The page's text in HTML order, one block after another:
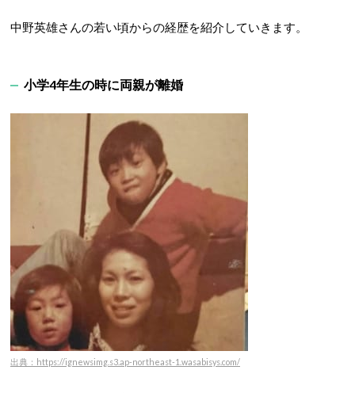
中野英雄さんの若い頃からの経歴を紹介していきます。
小学4年生の時に両親が離婚
出典：https://ignewsimg.s3.ap-northeast-1.wasabisys.com/